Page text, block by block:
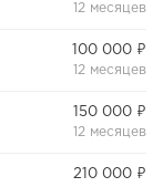
12 месяцев
100 000 ₽
12 месяцев
150 000 ₽
12 месяцев
210 000 ₽